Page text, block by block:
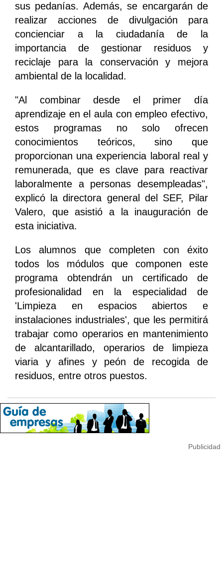
sus pedanías. Además, se encargarán de
realizar acciones de divulgación para
concienciar a la ciudadanía de la
importancia de gestionar residuos y
reciclaje para la conservación y mejora
ambiental de la localidad.
"Al combinar desde el primer día
aprendizaje en el aula con empleo efectivo,
estos programas no solo ofrecen
conocimientos teóricos, sino que
proporcionan una experiencia laboral real y
remunerada, que es clave para reactivar
laboralmente a personas desempleadas",
explicó la directora general del SEF, Pilar
Valero, que asistió a la inauguración de
esta iniciativa.
Los alumnos que completen con éxito
todos los módulos que componen este
programa obtendrán un certificado de
profesionalidad en la especialidad de
'Limpieza en espacios abiertos e
instalaciones industriales', que les permitirá
trabajar como operarios en mantenimiento
de alcantarillado, operarios de limpieza
viaria y afines y peón de recogida de
residuos, entre otros puestos.